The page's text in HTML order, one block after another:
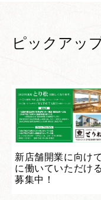
ピックアッ
新店舗開業に向け
に働いていただけ
募集中！